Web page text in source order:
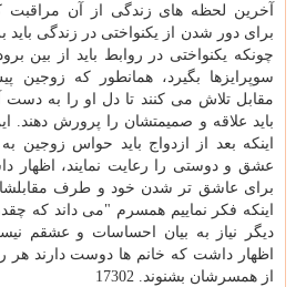
آخرین لحظه های زندگی از آن مراقبت
برای دور شدن از یكنواختی در زندگی باید
چونكه یكنواختی در روابط باید از بین
سوپرایزها بگیرد، همانطور كه
مقابل تلاش می كنند تا دل او را به دست
باید علاقه و صمیمتشان را پرورش دهند.
اینكه بعد از ازدواج باید حواس زوجین
عشق و دوستی را رعایت نمایند، اظهار
برای عاشق تر شدن خود و طرف مقابلشان
اینكه فكر نماییم همسرم "می داند كه
دیگر نیاز به بیان احساسات و عشقم
اظهار داشت كه خانم ها دوست دارند هر
از همسرشان بشنوند. 17302